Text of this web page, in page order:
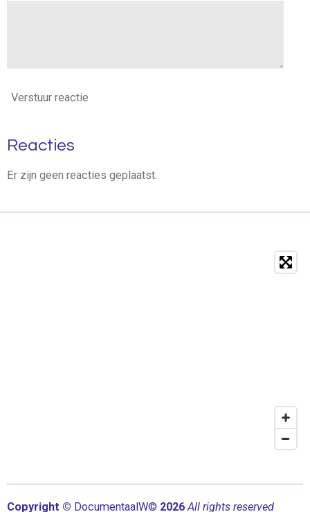
Verstuur reactie
Reacties
Er zijn geen reacties geplaatst.
Copyright © Documentaal W© 2026All rights reserved